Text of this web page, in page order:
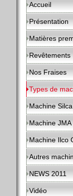
Accueil
Présentation
Matières
Revêtements
Nos Fraises
Types de
Machine Silca
Machine JMA
Machine Ilco
Autres
NEWS 2011
Vidéo